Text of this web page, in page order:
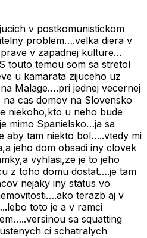
v postkomunistickom
problem….velka diera v
v zapadnej kulture…
touto temou som sa stretol
u kamarata zijuceho uz
Malage….pri jednej vecernej
cas domov na Slovensko
niekoho,kto u neho bude
mimo Spanielsko…ja sa
aby tam niekto bol…..vtedy mi
jeho dom obsadi iny clovek
vyhlasi,ze je to jeho
z toho domu dostat….je tam
nejaky iny status vo
terazb aj v
toto je a v ramci
sa squatting
ci schatralych